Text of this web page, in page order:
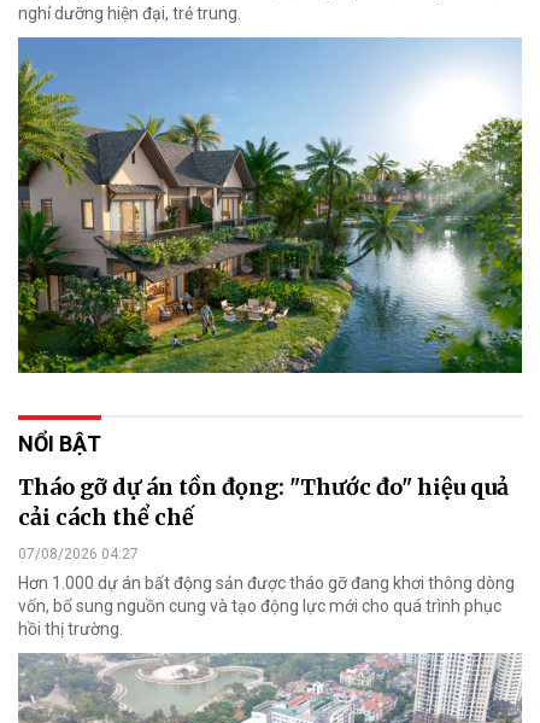
nghỉ dưỡng hiện đại, trẻ trung.
NỔI BẬT
Tháo gỡ dự án tồn đọng: "Thước đo" hiệu quả
cải cách thể chế
07/08/2026 04:27
Hơn 1.000 dự án bất động sản được tháo gỡ đang khơi thông dòng
vốn, bổ sung nguồn cung và tạo động lực mới cho quá trình phục
hồi thị trường.